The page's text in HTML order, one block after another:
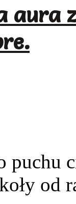
aura
puchu
od